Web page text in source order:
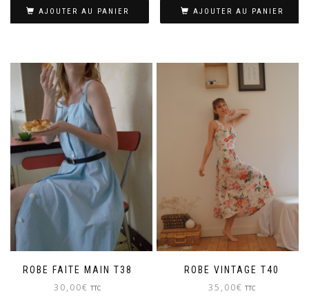
AJOUTER AU PANIER AJOUTER AU PANIER
ROBE FAITE MAIN T38
30,00€ TTC
ROBE VINTAGE T40
35,00€ TTC